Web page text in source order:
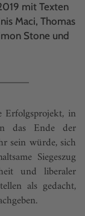
mit Texten
Maci, Thomas
Stone und
Erfolgsprojekt, in
das Ende der
sein würde, sich
Siegeszug
und liberaler
als gedacht,